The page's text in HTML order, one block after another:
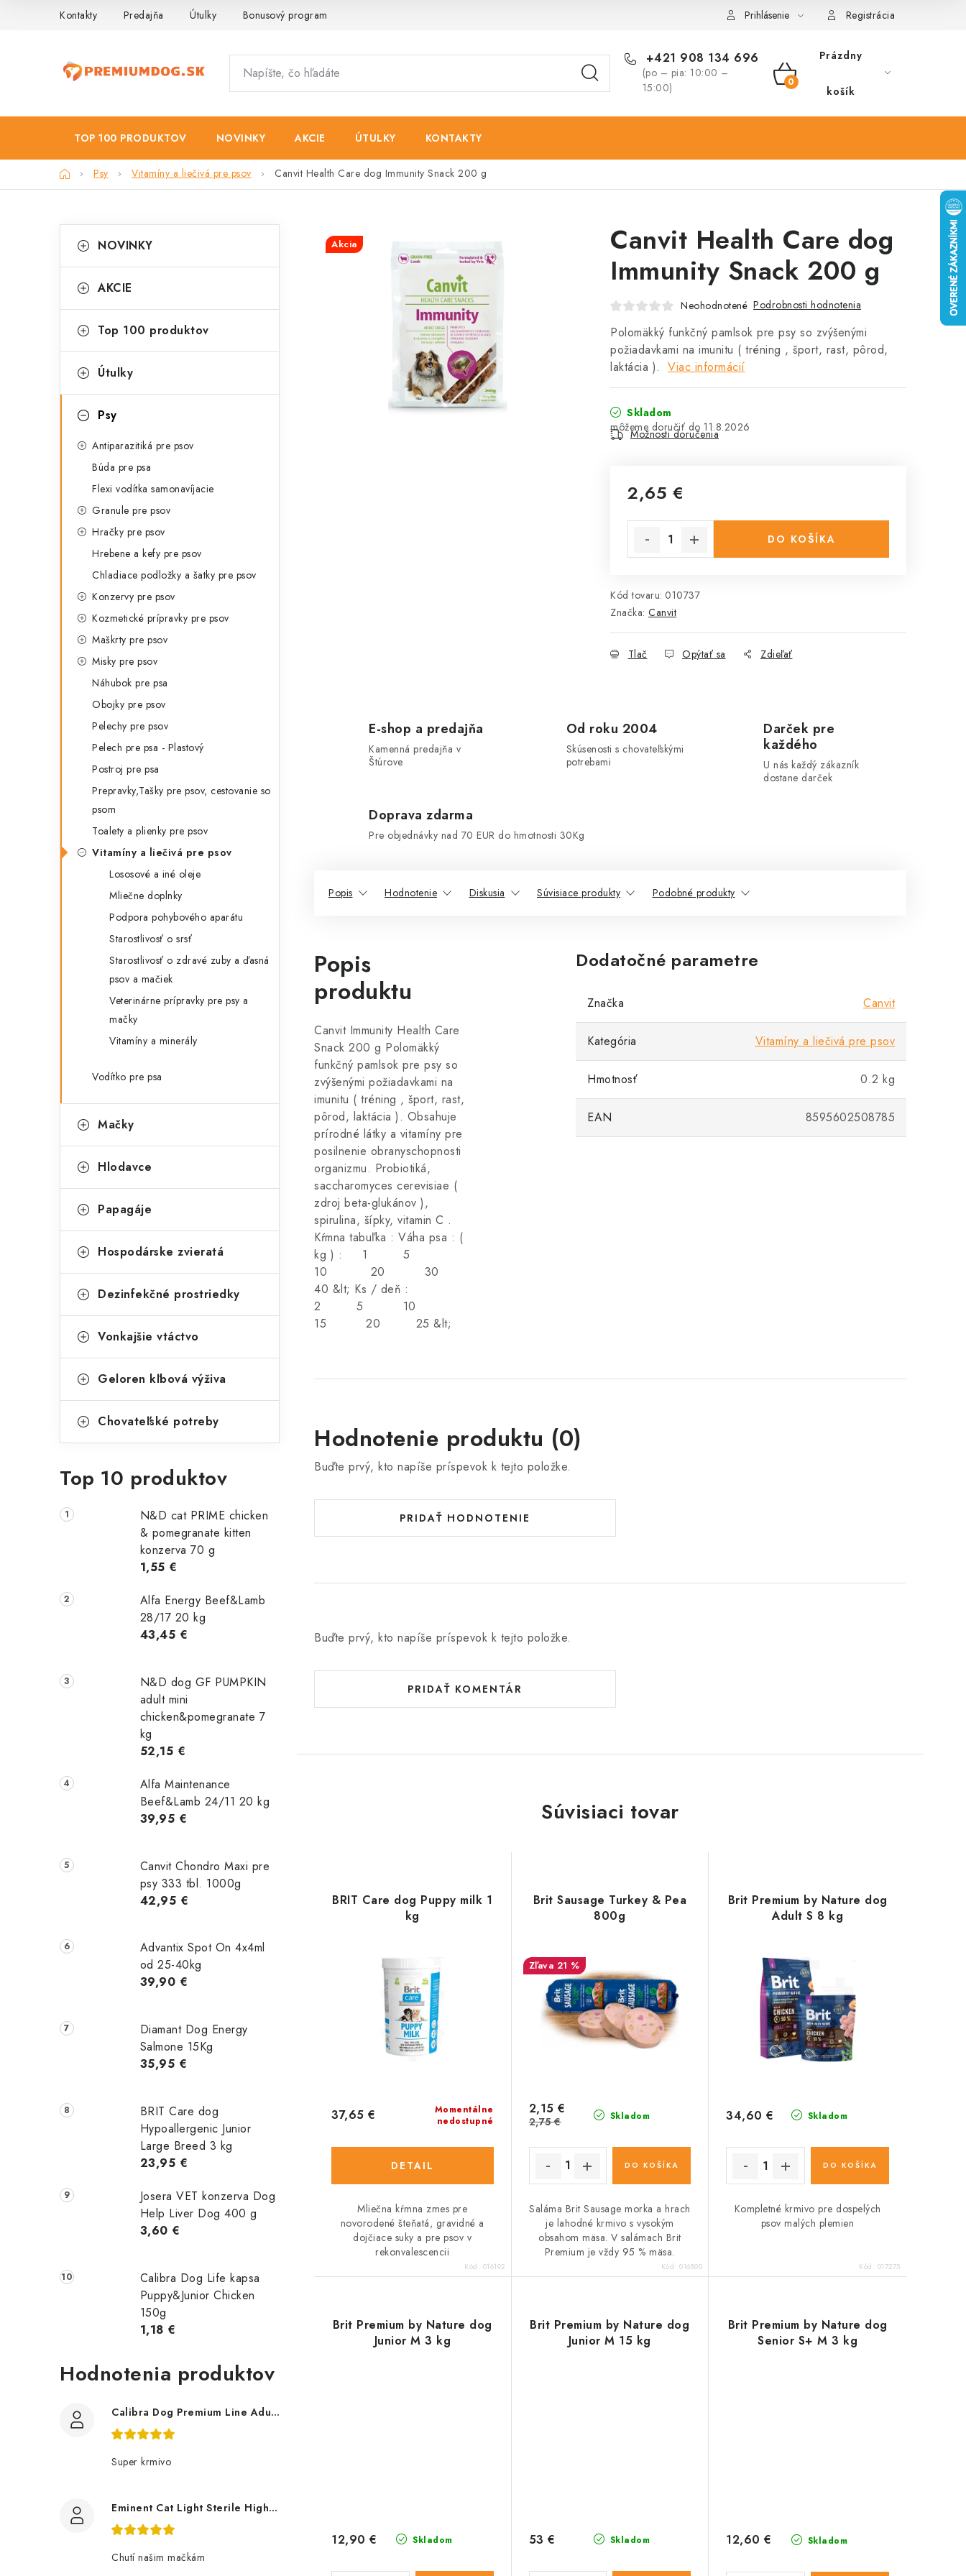
Kontakty Predajňa Útulky Bonusový program Prihlásenie Registrácia
+421 908 134 696
(po – pia: 10:00 –
15:00)
NÁKUPNÝ
Prázdny
košík
TOP 100 PRODUKTOV NOVINKY AKCIE ÚTULKY KONTAKTY
DomovPsy Vitamíny a liečivá pre psov Canvit Health Care dog Immunity Snack 200 g
o
n
ý
a
kategórie
a
e
ó
i
NOVINKY
AKCIE
Top 100 produktov
Útulky
Psy
Antiparazitiká pre psov
Búda pre psa
Flexi vodítka samonavíjacie
Granule pre psov
Hračky pre psov
Hrebene a kefy pre psov
Chladiace podložky a šatky pre psov
Konzervy pre psov
Kozmetické prípravky pre psov
Maškrty pre psov
Misky pre psov
Náhubok pre psa
Obojky pre psov
Pelechy pre psov
Pelech pre psa - Plastový
Postroj pre psa
Prepravky,Tašky pre psov, cestovanie so
psom
Toalety a plienky pre psov
Vitamíny a liečivá pre psov
Lososové a iné oleje
Mliečne doplnky
Podpora pohybového aparátu
Starostlivosť o srsť
Starostlivosť o zdravé zuby a ďasná
psov a mačiek
Veterinárne prípravky pre psy a
mačky
Vitamíny a minerály
Vodítko pre psa
Mačky
Hlodavce
Papagáje
Hospodárske zvieratá
Dezinfekčné prostriedky
Vonkajšie vtáctvo
Geloren kľbová výživa
Chovateľské potreby
Top 10 produktov
N&D cat PRIME chicken
& pomegranate kitten
konzerva 70 g
1,55 €
Alfa Energy Beef&Lamb
28/17 20 kg
43,45 €
N&D dog GF PUMPKIN
adult mini
chicken&pomegranate 7
kg
52,15 €
Alfa Maintenance
Beef&Lamb 24/11 20 kg
39,95 €
Canvit Chondro Maxi pre
psy 333 tbl. 1000g
42,95 €
Advantix Spot On 4x4ml
od 25-40kg
39,90 €
Diamant Dog Energy
Salmone 15Kg
35,95 €
BRIT Care dog
Hypoallergenic Junior
Large Breed 3 kg
23,95 €
Josera VET konzerva Dog
Help Liver Dog 400 g
3,60 €
Calibra Dog Life kapsa
Puppy&Junior Chicken
150g
1,18 €
Hodnotenia produktov
Calibra Dog Premium Line Adult Large 12Kg
Super krmivo
Eminent Cat Light Sterile High Premium 10 Kg
Chutí našim mačkám
Canvit Health Care dog
Immunity Snack 200 g
Neohodnotené Podrobnosti hodnotenia
Polomäkký funkčný pamlsok pre psy so zvýšenými
požiadavkami na imunitu ( tréning , šport, rast, pôrod,
laktácia ). Viac informácií
Skladom
11.8.2026
Možnosti doručenia
2,65 €
DO KOŠÍKA
Kód tovaru: 010737
Značka: Canvit
Tlač Opýtať sa Zdieľať
Akcia
E-shop a predajňa
Kamenná predajňa v
Štúrove
Od roku 2004
Skúsenosti s chovateľskými
potrebami
Darček pre
každého
U nás každý zákazník
dostane darček
Doprava zdarma
Pre objednávky nad 70 EUR do hmotnosti 30Kg
Popis Hodnotenie Diskusia Súvisiace produkty Podobné produkty
Popis
produktu
Canvit Immunity Health Care
Snack 200 g Polomäkký
funkčný pamlsok pre psy so
zvýšenými požiadavkami na
imunitu ( tréning , šport, rast,
pôrod, laktácia ). Obsahuje
prírodné látky a vitamíny pre
posilnenie obranyschopnosti
organizmu. Probiotiká,
saccharomyces cerevisiae (
zdroj beta-glukánov ),
spirulina, šípky, vitamin C .
Kŕmna tabuľka : Váha psa : (
kg ) : 1 5
10 20 30
40 &lt; Ks / deň :
2 5 10
15 20 25 &lt;
Dodatočné parametre
Značka Canvit
Kategória Vitamíny a liečivá pre psov
Hmotnosť 0.2 kg
EAN 8595602508785
Hodnotenie produktu (0)
Buďte prvý, kto napíše príspevok k tejto položke.
PRIDAŤ HODNOTENIE
Buďte prvý, kto napíše príspevok k tejto položke.
PRIDAŤ KOMENTÁR
Súvisiaci tovar
BRIT Care dog Puppy milk 1
kg
Momentálne
nedostupné
37,65 €
DETAIL
Mliečna kŕmna zmes pre
novorodené šteňatá, gravidné a
dojčiace suky a pre psov v
rekonvalescencii
Kód: 016192
Brit Sausage Turkey & Pea
800g
21 %
Skladom
2,15 €
2,75 €
DO KOŠÍKA
Saláma Brit Sausage morka a hrach
je lahodné krmivo s vysokým
obsahom mäsa. V salámach Brit
Premium je vždy 95 % mäsa.
Kód:016800
Brit Premium by Nature dog
Adult S 8 kg
Skladom
34,60 €
DO KOŠÍKA
Kompletné krmivo pre dospelých
psov malých plemien
Kód: 017275
Brit Premium by Nature dog
Junior M 3 kg
Skladom
12,90 €
Brit Premium by Nature dog
Junior M 15 kg
Skladom
53 €
Brit Premium by Nature dog
Senior S+ M 3 kg
Skladom
12,60 €